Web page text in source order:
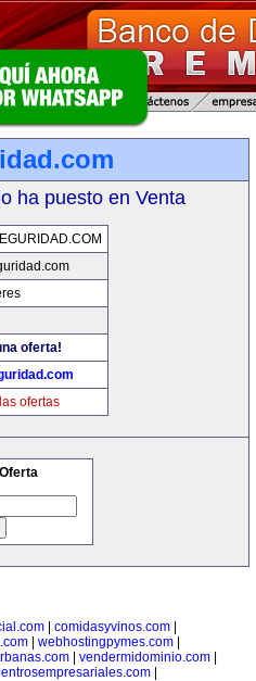
ha puesto en Venta
oferta!
ofertas
comidasyvinos.com
| webhostingpymes.com|
vendermidominio.com
|